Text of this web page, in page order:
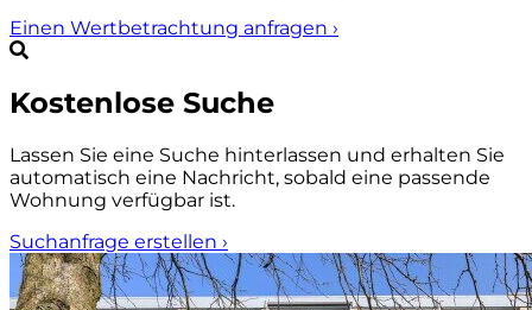
Einen Wertbetrachtung anfragen ›
Kostenlose Suche
Lassen Sie eine Suche hinterlassen und erhalten Sie
automatisch eine Nachricht, sobald eine passende
Wohnung verfügbar ist.
Suchanfrage erstellen ›